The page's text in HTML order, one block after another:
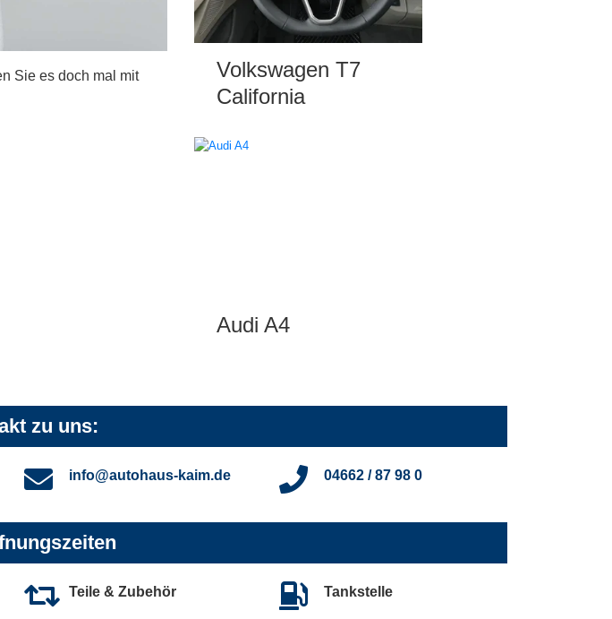
Sie es doch mal mit
Volkswagen T7
California
Audi A4
zu uns:
info@autohaus-kaim.de 04662 / 87 98 0
Teile & Zubehör Tankstelle